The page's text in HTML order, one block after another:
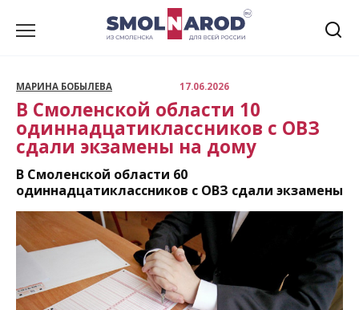
МАРИНА БОБЫЛЕВА 17.06.2026
В Смоленской области 10
одиннадцатиклассников с ОВЗ
сдали экзамены на дому
В Смоленской области 60
одиннадцатиклассников с ОВЗ сдали экзамены